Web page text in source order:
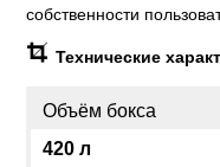
собственности
Технические
Объём бокса
420 л